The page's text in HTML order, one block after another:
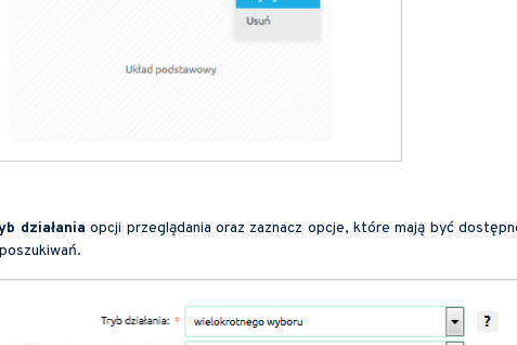
działania opcji przeglądania oraz zaznacz opcje, które mają być